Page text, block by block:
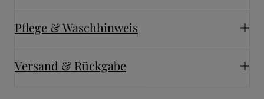
Pflege & Waschhinweis
Versand & Rückgabe